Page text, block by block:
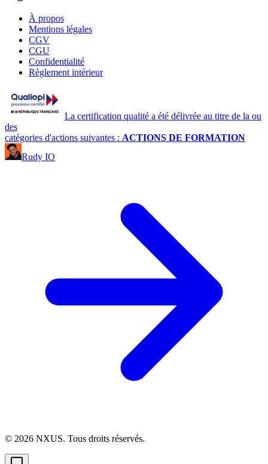
À propos
Mentions légales
CGV
CGU
Confidentialité
Règlement intérieur
La certification qualité a été délivrée au titre de la ou
des
catégories d'actions suivantes : ACTIONS DE FORMATION
Rudy IO
© 2026 NXUS. Tous droits réservés.